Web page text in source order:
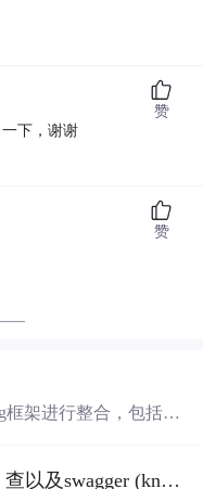
下，谢谢
赞
赞
框架进行整合，包括配
swagger (knife4J)的使用